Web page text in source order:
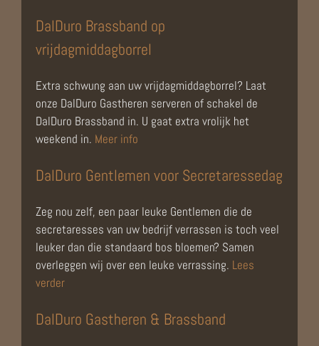
DalDuro Brassband op
vrijdagmiddagborrel
Extra schwung aan uw vrijdagmiddagborrel? Laat
onze DalDuro Gastheren serveren of schakel de
DalDuro Brassband in. U gaat extra vrolijk het
weekend in. Meer info
DalDuro Gentlemen voor Secretaressedag
Zeg nou zelf, een paar leuke Gentlemen die de
secretaresses van uw bedrijf verrassen is toch veel
leuker dan die standaard bos bloemen? Samen
overleggen wij over een leuke verrassing. Lees
verder
DalDuro Gastheren & Brassband